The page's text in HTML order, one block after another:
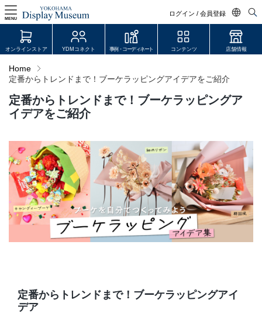
ログイン / 会員登録
日本語
中文简体
MENU
ログイン・会員登録
オンラインストア
YDM Connect
会員登録・取引申請
リンク
会社情報
オンラインストア YDMコネクト 事例・コーディネート コンテンツ 店舗情報
Home
定番からトレンドまで！ブーケラッピングアイデアをご紹介
定番からトレンドまで！ブーケラッピングア
イデアをご紹介
定番からトレンドまで！ブーケラッピングアイ
デア